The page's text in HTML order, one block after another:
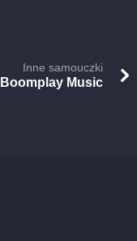
Inne samouczki
Boomplay Music